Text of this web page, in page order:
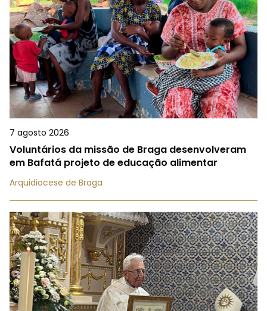
7 agosto 2026
Voluntários da missão de Braga desenvolveram
em Bafatá projeto de educação alimentar
Arquidiocese de Braga